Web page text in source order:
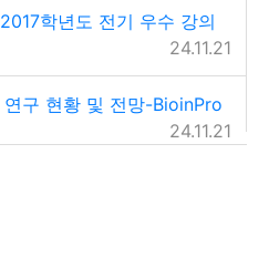
학년도 전기 우수 강의
24.11.21
구 현황 및 전망-BioinPro
24.11.21